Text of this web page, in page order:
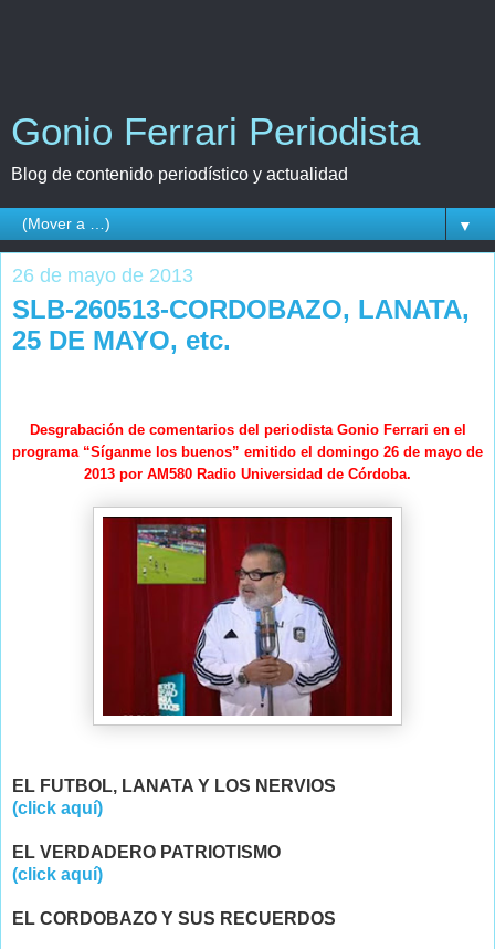
Gonio Ferrari Periodista
Blog de contenido periodístico y actualidad
▼
26 de mayo de 2013
SLB-260513-CORDOBAZO, LANATA,
25 DE MAYO, etc.
Desgrabación de comentarios del periodista Gonio Ferrari en el
programa “Síganme los buenos” emitido el domingo 26 de mayo de
2013 por AM580 Radio Universidad de Córdoba.
EL FUTBOL, LANATA Y LOS NERVIOS
(click aquí)
EL VERDADERO PATRIOTISMO
(click aquí)
EL CORDOBAZO Y SUS RECUERDOS